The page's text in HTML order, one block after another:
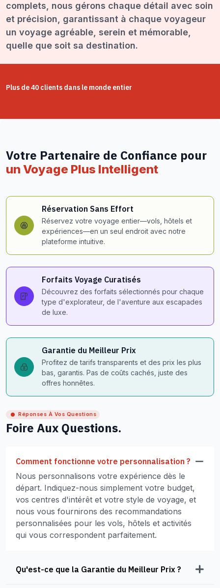
complets, nous gérons chaque détail avec soin
et précision, garantissant à chaque voyageur
un voyage agréable, serein et mémorable,
quelle que soit sa destination.
Plus de 40 clients dans le monde entier
Votre Partenaire de Confiance pour
un Voyage Plus Intelligent
Réservation Sans Effort
Réservez votre voyage entier—vols, hôtels et
expériences—en un seul endroit avec notre
plateforme intuitive.
Forfaits Voyage Curatisés
Découvrez des forfaits sélectionnés pour chaque
type d'explorateur, de l'aventure aux escapades
de luxe.
Garantie du Meilleur Prix
Profitez de tarifs transparents et des prix les plus
bas, garantis. Pas de coûts cachés, juste des
offres honnêtes.
Réponses À Vos Questions
Foire Aux Questions.
Comment fonctionne votre personnalisation ?
Nous personnalisons votre expérience dès le
départ. Indiquez-nous simplement votre budget,
vos centres d'intérêt et votre style de voyage, et
nous vous fournirons des recommandations
personnalisées pour les vols, hôtels et activités
qui vous correspondent parfaitement.
Qu'est-ce que la Garantie du Meilleur Prix ?